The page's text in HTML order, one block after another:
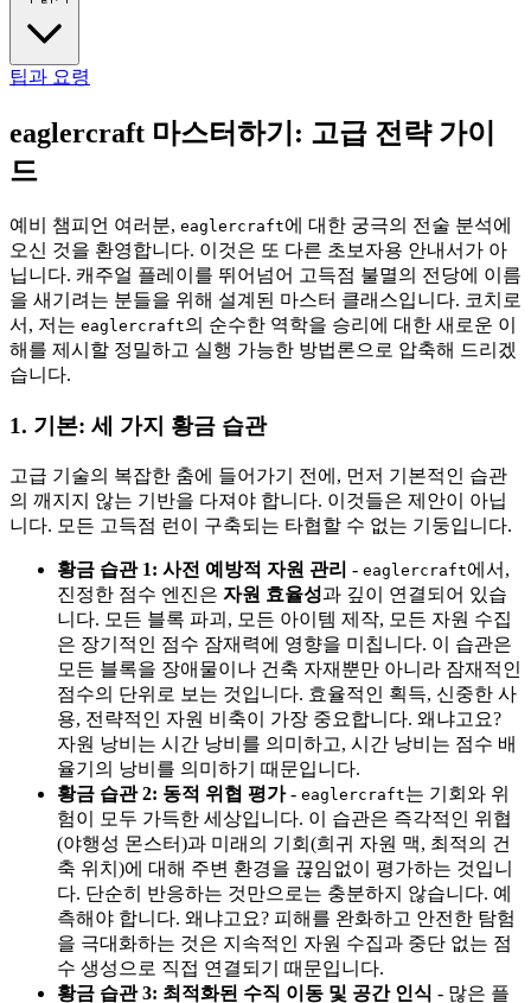
팁과 요령
eaglercraft 마스터하기: 고급 전략 가이
드
예비 챔피언 여러분, eaglercraft에 대한 궁극의 전술 분석에
오신 것을 환영합니다. 이것은 또 다른 초보자용 안내서가 아
닙니다. 캐주얼 플레이를 뛰어넘어 고득점 불멸의 전당에 이름
을 새기려는 분들을 위해 설계된 마스터 클래스입니다. 코치로
서, 저는 eaglercraft의 순수한 역학을 승리에 대한 새로운 이
해를 제시할 정밀하고 실행 가능한 방법론으로 압축해 드리겠
습니다.
1. 기본: 세 가지 황금 습관
고급 기술의 복잡한 춤에 들어가기 전에, 먼저 기본적인 습관
의 깨지지 않는 기반을 다져야 합니다. 이것들은 제안이 아닙
니다. 모든 고득점 런이 구축되는 타협할 수 없는 기둥입니다.
황금 습관 1: 사전 예방적 자원 관리 - eaglercraft에서,
진정한 점수 엔진은 자원 효율성과 깊이 연결되어 있습
니다. 모든 블록 파괴, 모든 아이템 제작, 모든 자원 수집
은 장기적인 점수 잠재력에 영향을 미칩니다. 이 습관은
모든 블록을 장애물이나 건축 자재뿐만 아니라 잠재적인
점수의 단위로 보는 것입니다. 효율적인 획득, 신중한 사
용, 전략적인 자원 비축이 가장 중요합니다. 왜냐고요?
자원 낭비는 시간 낭비를 의미하고, 시간 낭비는 점수 배
율기의 낭비를 의미하기 때문입니다.
황금 습관 2: 동적 위협 평가- eaglercraft는 기회와 위
험이 모두 가득한 세상입니다. 이 습관은 즉각적인 위협
(야행성 몬스터)과 미래의 기회(희귀 자원 맥, 최적의 건
축 위치)에 대해 주변 환경을 끊임없이 평가하는 것입니
다. 단순히 반응하는 것만으로는 충분하지 않습니다. 예
측해야 합니다. 왜냐고요? 피해를 완화하고 안전한 탐험
을 극대화하는 것은 지속적인 자원 수집과 중단 없는 점
수 생성으로 직접 연결되기 때문입니다.
황금 습관 3: 최적화된 수직 이동 및 공간 인식 - 많은 플